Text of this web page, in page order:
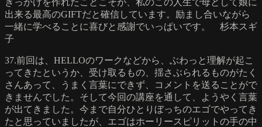
きっかけを作れたことこそが、私のこの人生で母として娘に
出来る最高のGIFTだと確信しています。励まし合いながら
一緒に学べることに喜びと感謝でいっぱいです。 杉本スギ
子
37.前回は、HELLOのワークなどから、ぶわっと理解が起こ
ってきたというか、受け取るもの、揺さぶられるものがたく
さんあって、うまく言葉にできず、コメントを送ることがで
きませんでした。そして今回の講座を通して、ようやく言葉
が出てきました。今まで自分ひとりぼっちのエゴでやってき
たと思っていましたが、エゴはホーリースピリットの手の中